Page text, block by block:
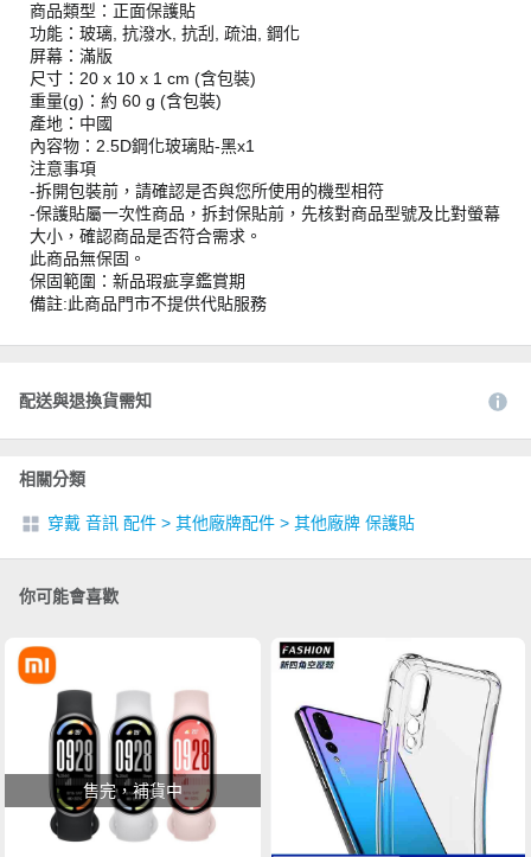
商品類型：正面保護貼
功能：玻璃, 抗潑水, 抗刮, 疏油, 鋼化
屏幕：滿版
尺寸：20 x 10 x 1 cm (含包裝)
重量(g)：約 60 g (含包裝)
產地：中國
內容物：2.5D鋼化玻璃貼-黑x1
注意事項
-拆開包裝前，請確認是否與您所使用的機型相符
-保護貼屬一次性商品，拆封保貼前，先核對商品型號及比對螢幕
大小，確認商品是否符合需求。
此商品無保固。
保固範圍：新品瑕疵享鑑賞期
備註:此商品門市不提供代貼服務
配送與退換貨需知
相關分類
穿戴 音訊 配件 > 其他廠牌配件 > 其他廠牌 保護貼
你可能會喜歡
售完，補貨中